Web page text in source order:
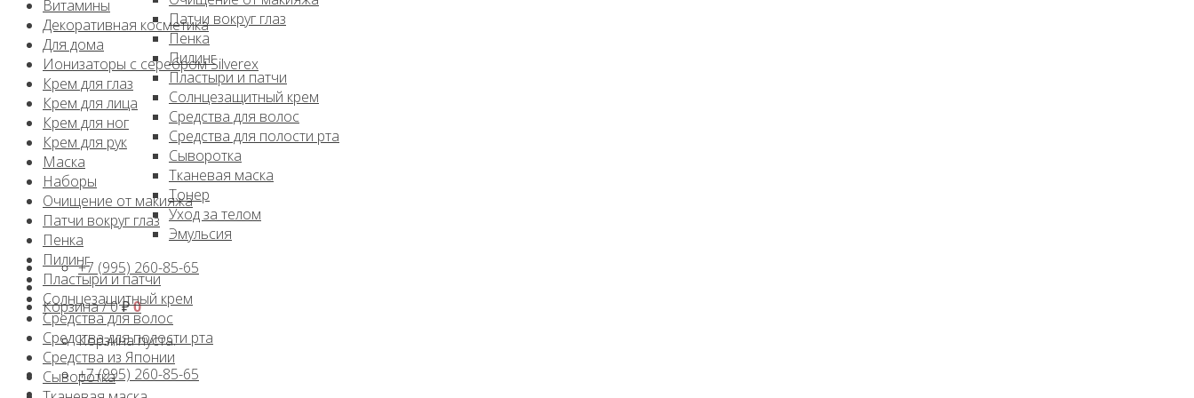
Патчи вокруг глаз
Пенка
Пилинг
Пластыри и патчи
Солнцезащитный крем
Средства для волос
Средства для полости рта
Сыворотка
Тканевая маска
Тонер
Уход за телом
Эмульсия
+7 (995) 260-85-65
Корзина /0₽0
Корзина пуста.
+7 (995) 260-85-65
Витамины
Декоративная косметика
Для дома
Ионизаторы с серебром Silverex
Крем для глаз
Крем для лица
Крем для ног
Крем для рук
Маска
Наборы
Очищение от макияжа
Патчи вокруг глаз
Пенка
Пилинг
Пластыри и патчи
Солнцезащитный крем
Средства для волос
Средства для полости рта
Средства из Японии
Сыворотка